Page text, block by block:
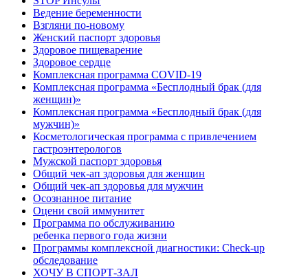
Ведение беременности
Взгляни по-новому
Женский паспорт здоровья
Здоровое пищеварение
Здоровое сердце
Комплексная программа COVID-19
Комплексная программа «Бесплодный брак (для
женщин)»
Комплексная программа «Бесплодный брак (для
мужчин)»
Косметологическая программа с привлечением
гастроэнтерологов
Мужской паспорт здоровья
Общий чек-ап здоровья для женщин
Общий чек-ап здоровья для мужчин
Осознанное питание
Оцени свой иммунитет
Программа по обслуживанию
ребенка первого года жизни
Программы комплексной диагностики: Check-up
обследование
ХОЧУ В CПОРТ-ЗАЛ